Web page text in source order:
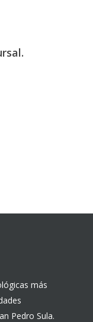
más
Pedro Sula.